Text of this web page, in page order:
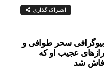
اشتراک گذاری
بیوگرافی سحر طوافی و
رازهای عجیب او که
فاش شد